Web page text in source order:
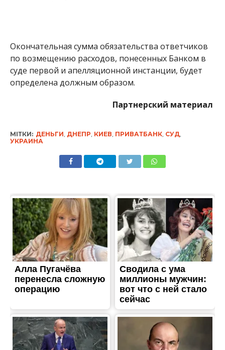
Окончательная сумма обязательства ответчиков
по возмещению расходов, понесенных Банком в
суде первой и апелляционной инстанции, будет
определена должным образом.
Партнерский материал
МІТКИ: ДЕНЬГИ ДНЕПР КИЕВ ПРИВАТБАНК, СУД,
УКРАИНА